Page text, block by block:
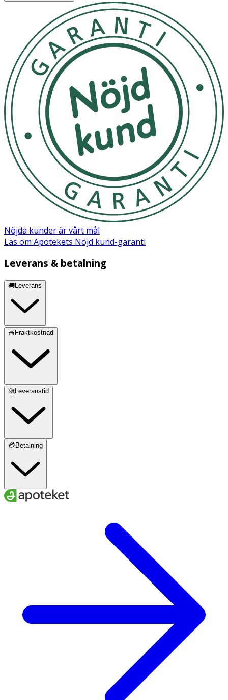
Nöjda kunder är vårt mål
Läs om Apotekets Nöjd kund-garanti
Leverans & betalning
🚚Leverans
🧺Fraktkostnad
🚀Leveranstid
💳Betalning